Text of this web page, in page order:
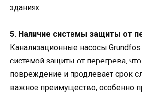
зданиях.
5. Наличие системы защиты от
Канализационные насосы
системой защиты от перегрева,
повреждение и продлевает срок
важное преимущество, особенно